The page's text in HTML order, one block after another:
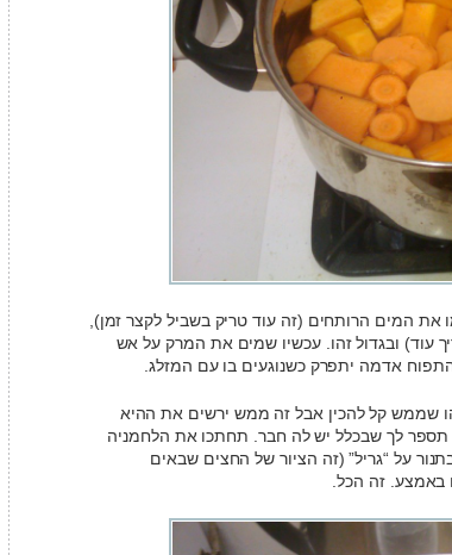
המים הרותחים (זה עוד טריק בשביל לקצר זמן),
עוד) ובגדול זהו. עכשיו שמים את המרק על אש
אדמה יתפרק כשנוגעים בו עם המזלג.
שממש קל להכין אבל זה ממש ירשים את ההיא
לך שבכלל יש לה חבר. תחתכו את הלחמניה
על “גריל” (זה הציור של החצים שבאים
באמצע. זה הכל.